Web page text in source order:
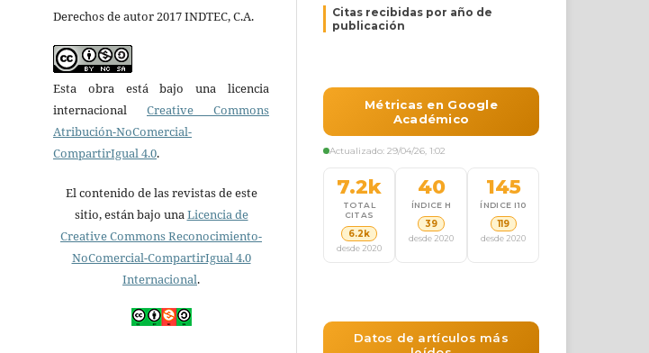
Derechos de autor 2017 INDTEC, C.A.
Esta obra está bajo una licencia
internacional Creative Commons
Atribución-NoComercial-
CompartirIgual 4.0.
El contenido de las revistas de este
sitio, están bajo unaLicencia de
Creative Commons Reconocimiento-
NoComercial-CompartirIgual 4.0
Internacional.